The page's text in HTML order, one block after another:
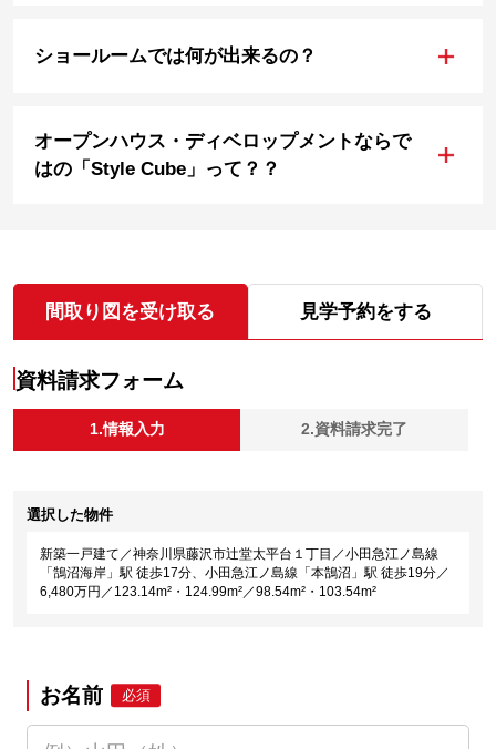
ショールームでは何が出来るの？ +
オープンハウス・ディベロップメントならで
はの「Style Cube」って？？
+
間取り図を受け取る 見学予約をする
資料請求フォーム
1.情報入力 2.資料請求完了
選択した物件
新築一戸建て／神奈川県藤沢市辻堂太平台１丁目／小田急江ノ島線
「鵠沼海岸」駅 徒歩17分、小田急江ノ島線「本鵠沼」駅 徒歩19分／
6,480万円／123.14m²・124.99m²／98.54m²・103.54m²
お名前 必須